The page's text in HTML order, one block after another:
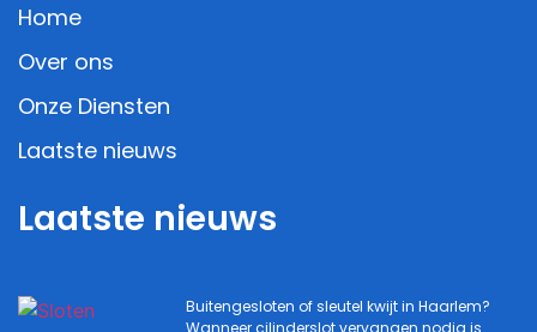
Home
Over ons
Onze Diensten
Laatste nieuws
Laatste nieuws
Buitengesloten of sleutel kwijt in Haarlem?
Wanneer cilinderslot vervangen nodig is